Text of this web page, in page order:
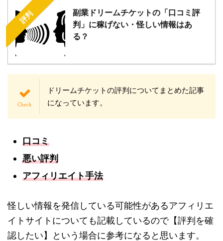
評判
副業ドリームチケットの「口コミ評
判」に稼げない・怪しい情報はあ
る？
ドリームチケットの評判についてまとめた記事
になっています。
口コミ
悪い評判
アフィリエイト手法
怪しい情報を発信している可能性があるアフィリエ
イトサイトについても記載しているので【評判を確
認したい】という場合に参考になると思います。